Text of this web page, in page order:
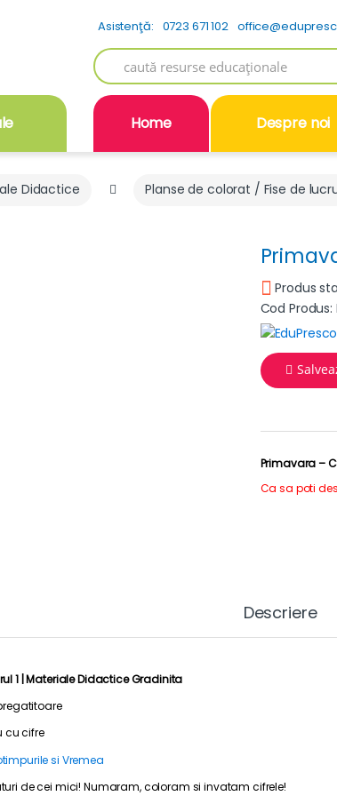
Asistenţă: 0723 671 102
Search
for:
Home Despre noi
Didactice Planse de colorat / Fise de
Produs
Cod Produs:
Primavara –
Ca sa poti
Descriere
1 |Materiale Didactice Gradinita
cu cifre
si Vremea
de cei mici! Numaram, coloram si invatam cifrele!